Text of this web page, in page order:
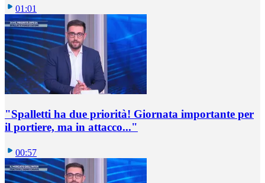
01:01
"Spalletti ha due priorità! Giornata importante per
il portiere, ma in attacco..."
00:57